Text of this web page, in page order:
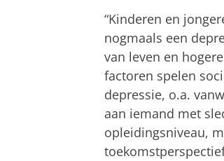
“Kinderen en
nogmaals een
van leven en
factoren spelen
depressie, o.a.
aan iemand met
opleidingsniveau,